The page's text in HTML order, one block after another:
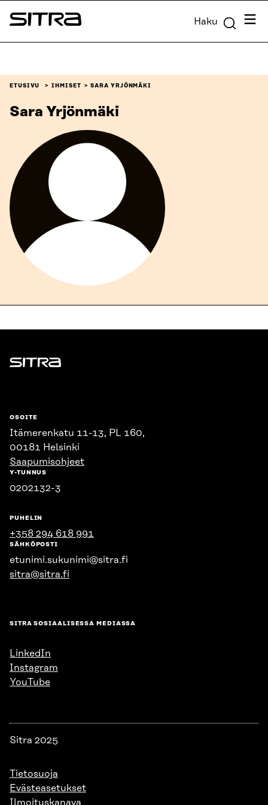
Siirry
suoraan
Sitra Haku
ETUSIVU IHMISET SARA YRJÖNMÄKI
Sara Yrjönmäki
Sitra
OSOITE
Itämerenkatu 11-13, PL 160,
00181 Helsinki
Saapumisohjeet
Y-TUNNUS
0202132-3
PUHELIN
+358 294 618 991
SÄHKÖPOSTI
etunimi.sukunimi@sitra.fi
sitra@sitra.fi
SITRA SOSIAALISESSA MEDIASSA
LinkedIn
Instagram
YouTube
Sitra 2025
Tietosuoja
Evästeasetukset
Ilmoituskanava